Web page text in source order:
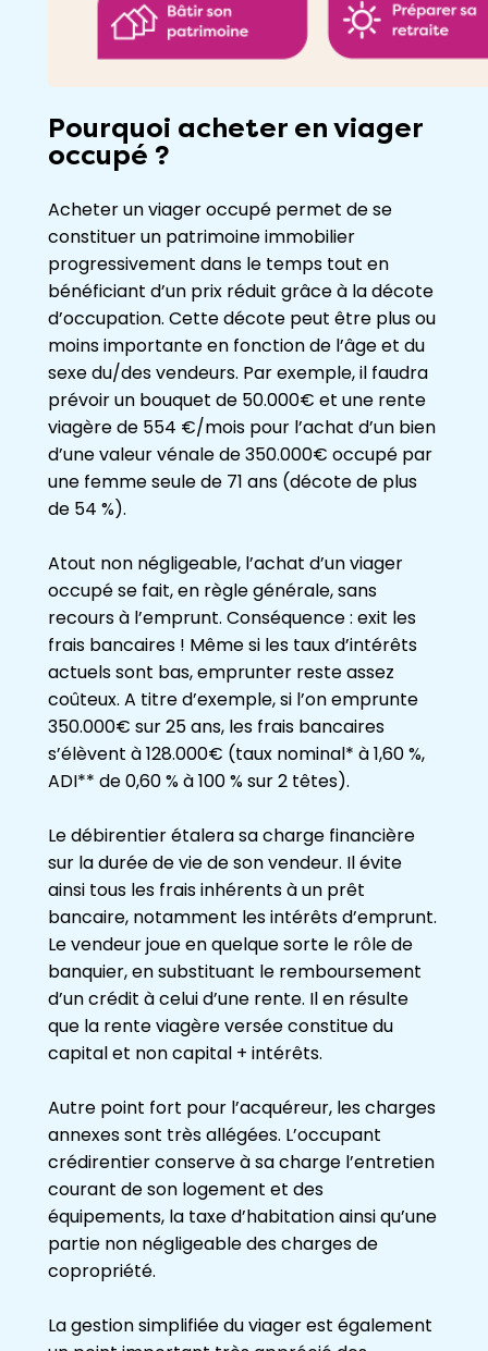
Pourquoi acheter en viager
occupé ?
Acheter un viager occupé permet de se
constituer un patrimoine immobilier
progressivement dans le temps tout en
bénéficiant d’un prix réduit grâce à la décote
d’occupation. Cette décote peut être plus ou
moins importante en fonction de l’âge et du
sexe du/des vendeurs. Par exemple, il faudra
prévoir un bouquet de 50.000€ et une rente
viagère de 554 €/mois pour l’achat d’un bien
d’une valeur vénale de 350.000€ occupé par
une femme seule de 71 ans (décote de plus
de 54 %).
Atout non négligeable, l’achat d’un viager
occupé se fait, en règle générale, sans
recours à l’emprunt. Conséquence : exit les
frais bancaires ! Même si les taux d’intérêts
actuels sont bas, emprunter reste assez
coûteux. A titre d’exemple, si l’on emprunte
350.000€ sur 25 ans, les frais bancaires
s’élèvent à 128.000€ (taux nominal* à 1,60 %,
ADI** de 0,60 % à 100 % sur 2 têtes).
Le débirentier étalera sa charge financière
sur la durée de vie de son vendeur. Il évite
ainsi tous les frais inhérents à un prêt
bancaire, notamment les intérêts d’emprunt.
Le vendeur joue en quelque sorte le rôle de
banquier, en substituant le remboursement
d’un crédit à celui d’une rente. Il en résulte
que la rente viagère versée constitue du
capital et non capital + intérêts.
Autre point fort pour l’acquéreur, les charges
annexes sont très allégées. L’occupant
crédirentier conserve à sa charge l’entretien
courant de son logement et des
équipements, la taxe d’habitation ainsi qu’une
partie non négligeable des charges de
copropriété.
La gestion simplifiée du viager est également